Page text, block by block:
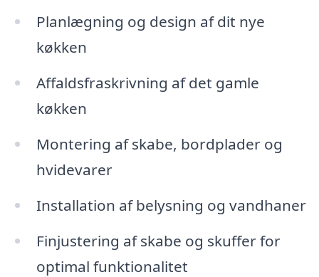
Planlægning og design af dit nye
køkken
Affaldsfraskrivning af det gamle
køkken
Montering af skabe, bordplader og
hvidevarer
Installation af belysning og vandhaner
Finjustering af skabe og skuffer for
optimal funktionalitet